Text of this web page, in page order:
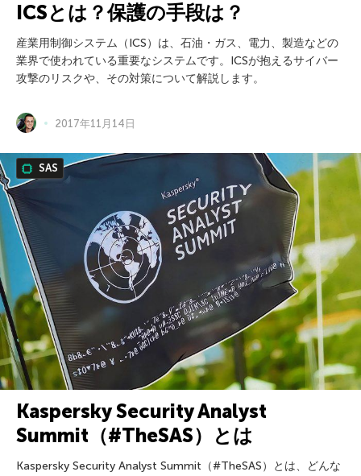
ICSとは？保護の手段は？
産業用制御システム（ICS）は、石油・ガス、電力、製造などの
業界で使われている重要なシステムです。ICSが抱えるサイバー
攻撃のリスクや、その対策について解説します。
2017年11月14日
SAS
Kaspersky Security Analyst
Summit（#TheSAS）とは
Kaspersky Security Analyst Summit（#TheSAS）とは、どんな